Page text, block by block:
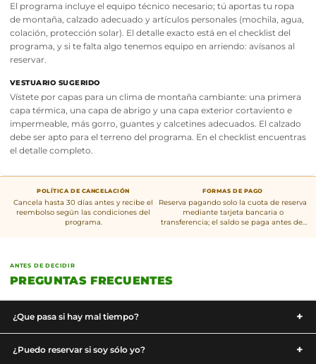
POLÍTICA DE CANCELACIÓN
Cancela hasta 30 días antes y recibe el
reembolso según las condiciones del
programa.
FORMAS DE PAGO
Reserva pagando solo la cuota de reserva
mediante tarjeta bancaria o
transferencia; el saldo se paga antes del
El programa incluye el equipo técnico necesario; tú aportas tu ropa
de montaña, calzado adecuado y artículos personales (mochila, agua,
colación, protección solar). El detalle exacto está en el checklist del
programa, y si te falta algo tenemos equipo en arriendo: avísanos al
reservar.
VESTUARIO SUGERIDO
Vístete por capas para un clima de montaña cambiante: una primera
capa térmica, una capa de abrigo y una capa exterior cortaviento e
impermeable, más gorro, guantes y calcetines adecuados. El calzado
debe ser apto para el terreno del programa. En el checklist encuentras
el detalle completo.
ANTES DE DECIDIR
PREGUNTAS FRECUENTES
¿Que pasa si hay mal tiempo? +
ascenso seguro y que se disfrute. Sin embargo un pronóstico
¿Puedo reservar si soy sólo yo? +